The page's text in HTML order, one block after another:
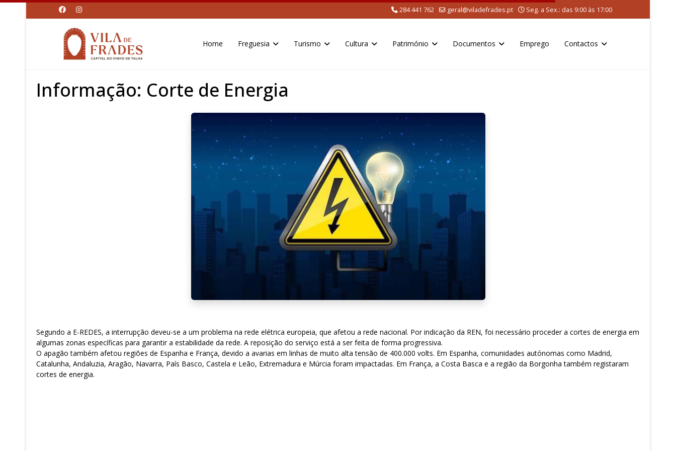
284 441 762 geral@viladefrades.pt Seg. a Sex.: das 9:00 às 17:00
Home Freguesia Turismo Cultura Património Documentos Emprego Contactos
Informação: Corte de Energia
Segundo a E-REDES, a interrupção deveu-se a um problema na rede elétrica europeia, que afetou a rede nacional. Por indicação da REN, foi necessário proceder a cortes de energia em
algumas zonas específicas para garantir a estabilidade da rede. A reposição do serviço está a ser feita de forma progressiva.
O apagão também afetou regiões de Espanha e França, devido a avarias em linhas de muito alta tensão de 400.000 volts. Em Espanha, comunidades autónomas como Madrid,
Catalunha, Andaluzia, Aragão, Navarra, País Basco, Castela e Leão, Extremadura e Múrcia foram impactadas. Em França, a Costa Basca e a região da Borgonha também registaram
cortes de energia.